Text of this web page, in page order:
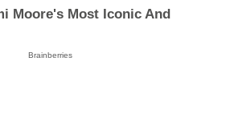
Moore's Most Iconic And
Brainberries